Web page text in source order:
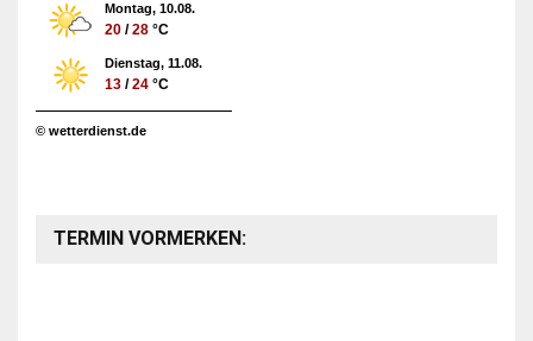
Montag, 10.08.
20 /28 °C
Dienstag, 11.08.
13 /24 °C
© wetterdienst.de
TERMIN VORMERKEN: